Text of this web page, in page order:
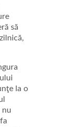
să
la o
nu